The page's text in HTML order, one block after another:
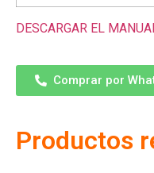
DESCARGAR EL
Comprar por
Productos